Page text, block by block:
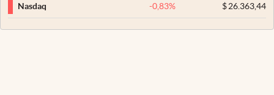
Nasdaq -0,83% $26.363,44